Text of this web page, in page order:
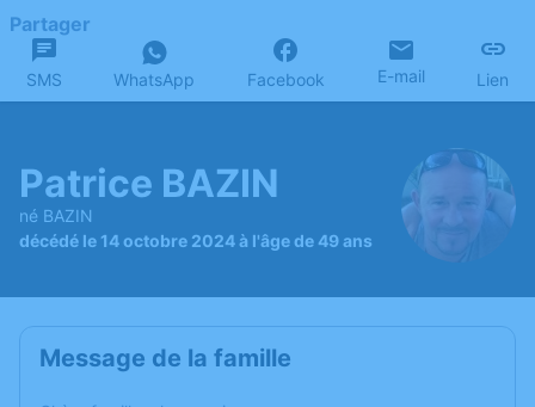
Partager
SMS WhatsApp Facebook E-mail Lien
Patrice BAZIN
né BAZIN
décédé le 14 octobre 2024 à l'âge de 49 ans
Message de la famille